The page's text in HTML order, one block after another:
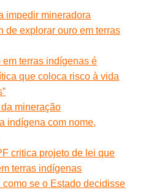
impedir mineradora
de explorar ouro em terras
terras indígenas é
que coloca risco à vida
mineração
indígena com nome,
critica projeto de lei que
terras indígenas
como se o Estado decidisse